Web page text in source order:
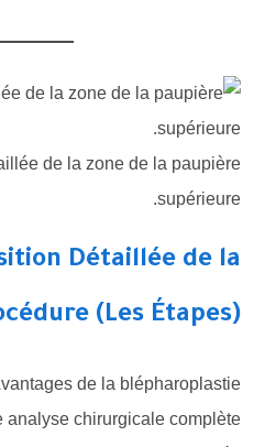
de la zone de la paupière
supérieure.
Détaillée de la
(Les Étapes)
de la blépharoplastie
analyse chirurgicale complète